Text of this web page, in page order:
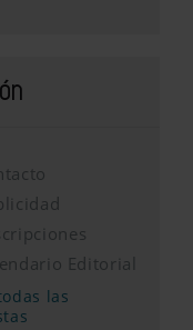
Editorial
las